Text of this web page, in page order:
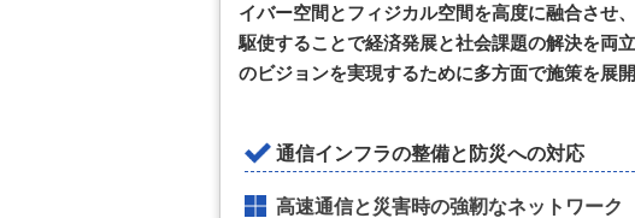
イバー空間とフィジカル空間を高度に融合させ
駆使することで経済発展と社会課題の解決を両
のビジョンを実現するために多方面で施策を展開
通信インフラの整備と防災への対応
高速通信と災害時の強靭なネットワーク